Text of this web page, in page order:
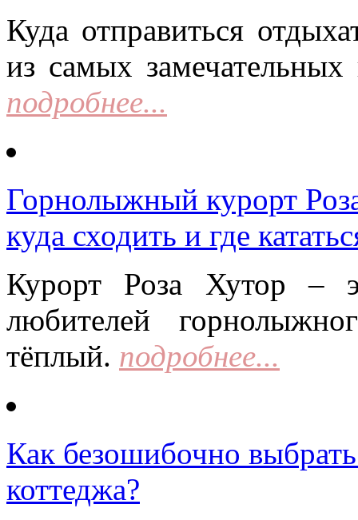
Куда отправиться
из самых замечательных
подробнее...
Горнолыжный курорт
куда сходить и где
Курорт Роза Хутор –
любителей
тёплый. подробнее...
Как безошибочно
коттеджа?